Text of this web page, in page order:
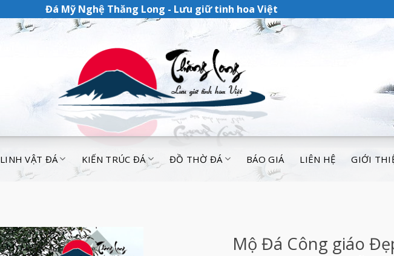
Đá Mỹ Nghệ Thăng Long - Lưu giữ tinh hoa Việt
LINH VẬT ĐÁ KIẾN TRÚC ĐÁ ĐỒ THỜ ĐÁ BÁO GIÁ LIÊN HỆ GIỚI
Mộ Đá Công giáo